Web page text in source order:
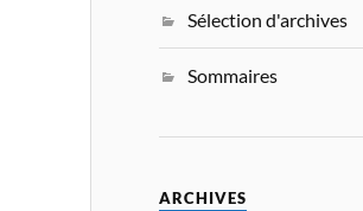
Sélection d'archives
Sommaires
ARCHIVES